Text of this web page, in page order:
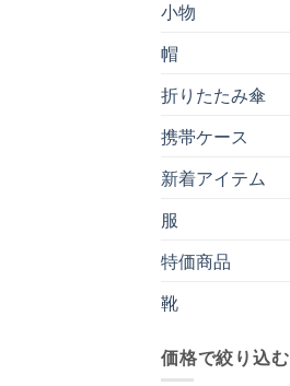
小物
帽
折りたたみ傘
携帯ケース
新着アイテム
服
特価商品
靴
価格で絞り込む